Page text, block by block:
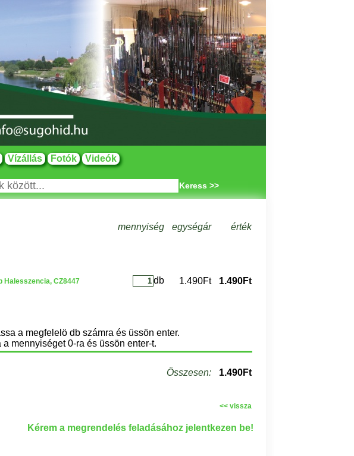
Vízállás Fotók Videók
Keress >>
mennyiség egységár érték
Halesszencia, CZ8447 db 1.490Ft 1.490Ft
a megfelelö db számra és üssön enter.
mennyiséget 0-ra és üssön enter-t.
Összesen: 1.490Ft
<< vissza
Kérem a megrendelés feladásához jelentkezen be!